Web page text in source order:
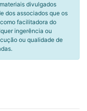
divulgados
dos associados que os
facilitadora do
ingerência ou
ou qualidade de